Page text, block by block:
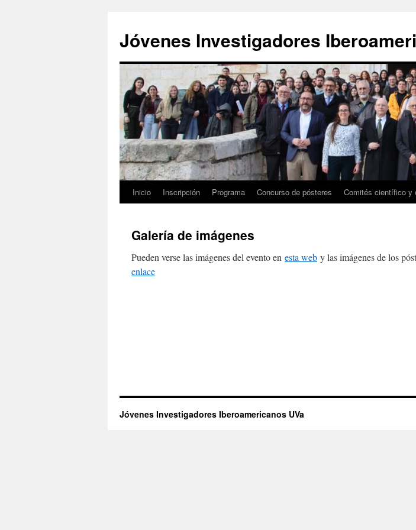
contenido
Jóvenes Investigadores
Inicio Inscripción Programa Concurso de pósteres Comités científico y
Galería de imágenes
Pueden verse las imágenes del evento en esta web y las imágenes de los
enlace
Jóvenes Investigadores Iberoamericanos UVa